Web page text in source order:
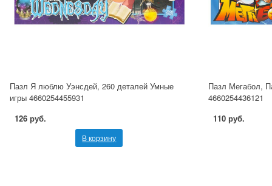
Пазл Я люблю Уэнсдей, 260 деталей Умные
игры 4660254455931
126 руб.
В корзину
Пазл Мегабол,
4660254436121
110 руб.